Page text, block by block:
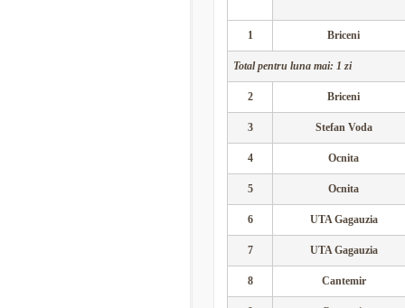
1 Briceni
Total pentru luna mai: 1 zi
2 Briceni
3 Stefan Voda
4 Ocnita
5 Ocnita
6 UTA Gagauzia
7 UTA Gagauzia
8 Cantemir